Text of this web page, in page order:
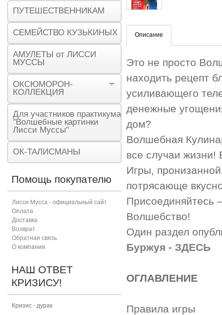
Описание
Это не просто
находить рецепт
усиливающего
денежные
дом?
Волшебная
все случаи жизни!
Игры,
потрясающе
Присоединяйтесь
Волшебство!
Один раздел
Буржуя - ЗДЕСЬ
ОГЛАВЛЕНИЕ
Правила игры
ПУТЕШЕСТВЕННИКАМ
СЕМЕЙСТВО КУЗЬКИНЫХ
АМУЛЕТЫ от ЛИССИ
МУССЫ
ОКСЮМОРОН-
КОЛЛЕКЦИЯ
Для участников практикума
"Волшебные картинки
Лисси Муссы"
ОК-ТАЛИСМАНЫ
Помощь покупателю
Лисси Мусса - официальный сайт
Оплата
Доставка
Возврат
Обратная связь
О компании
НАШ ОТВЕТ
КРИЗИСУ!
Кризис - дурак